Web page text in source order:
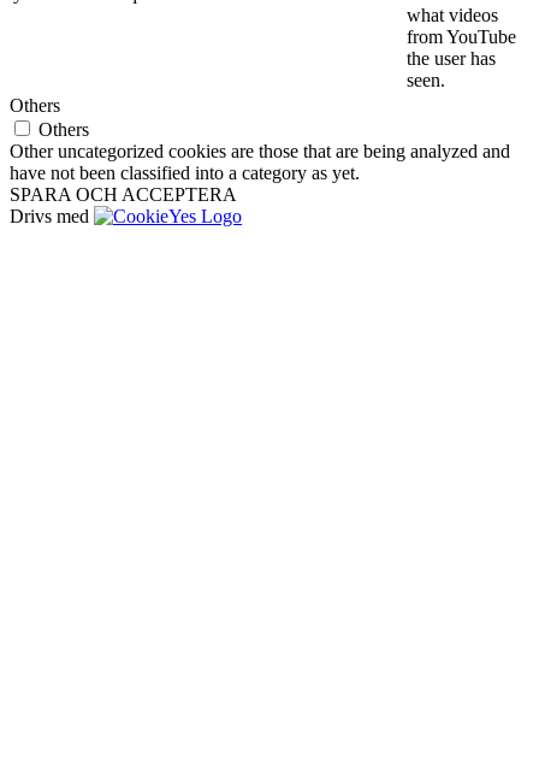
what videos
from YouTube
the user has
seen.
Others
Others
Other uncategorized cookies are those that are being analyzed and
have not been classified into a category as yet.
SPARA OCH ACCEPTERA
Drivs med